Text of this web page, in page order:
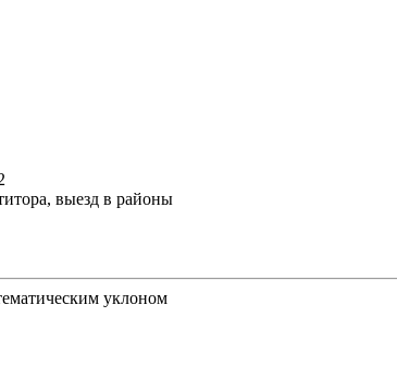
выезд в районы
уклоном